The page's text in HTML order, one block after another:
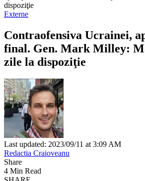
dispoziţie
Externe
Contraofensiva Ucrainei,
final. Gen. Mark Milley:
zile la dispoziţie
Last updated: 2023/09/11 at 3:09 AM
Redactia Craioveanu
Share
4 Min Read